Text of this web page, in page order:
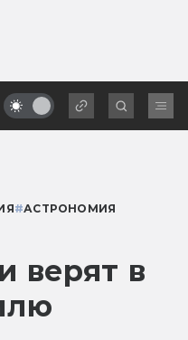
#АСТРОНОМИЯ
верят в